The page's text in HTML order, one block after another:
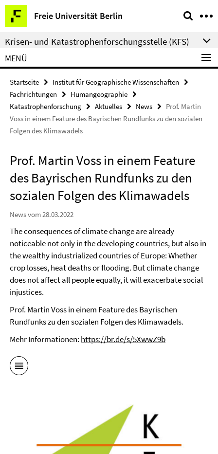
Springe
direkt
zu
Inhalt
Freie Universität Berlin
Service-
Navigation
Krisen- und Katastrophenforschungsstelle (KFS)
MENÜ
Startseite
Institut für Geographische Wissenschaften
Fachrichtungen
Humangeographie
Katastrophenforschung
Aktuelles News
Prof. Martin
Voss in einem Feature des Bayrischen Rundfunks zu den sozialen
Folgen des Klimawadels
Prof. Martin Voss in einem Feature
des Bayrischen Rundfunks zu den
sozialen Folgen des Klimawadels
News vom 28.03.2022
The consequences of climate change are already
noticeable not only in the developing countries, but also in
the wealthy industrialized countries of Europe: Whether
crop losses, heat deaths or flooding. But climate change
does not affect all people equally, it will exacerbate social
injustices.
Prof. Martin Voss in einem Feature des Bayrischen
Rundfunks zu den sozialen Folgen des Klimawadels.
Mehr Informationen: https://br.de/s/5XwwZ9b